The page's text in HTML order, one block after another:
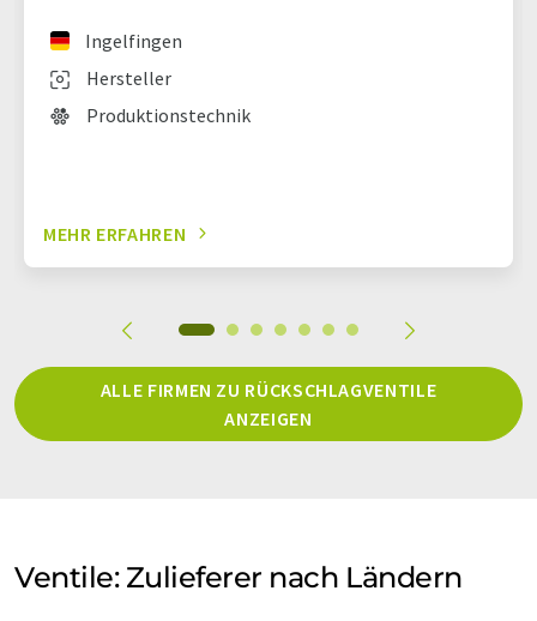
Hersteller
Ingelfingen
Produktionstechnik
MEHR ERFAHREN
ALLE FIRMEN ZU RÜCKSCHLAGVENTILE
ANZEIGEN
Ventile: Zulieferer nach Ländern